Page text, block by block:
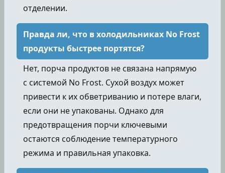
отделении.
Правда ли, что в холодильниках No Frost
продукты быстрее портятся?
Нет, порча продуктов не связана напрямую
с системой No Frost. Сухой воздух может
привести к их обветриванию и потере влаги,
если они не упакованы. Однако для
предотвращения порчи ключевыми
остаются соблюдение температурного
режима и правильная упаковка.